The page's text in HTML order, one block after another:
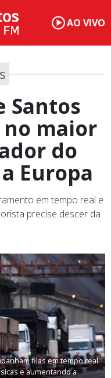
AO VIVO
Santos
maior
do
Europa
em tempo real e
precise descer da
filas em tempo real
e aumentando a